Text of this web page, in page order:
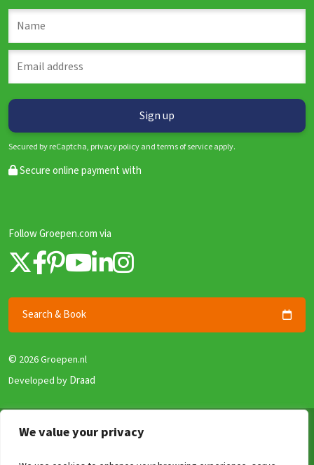
We value your privacy
Secured by reCaptcha, privacy policy and terms of service apply.
Secure online payment with
Follow Groepen.com via
Search & Book
© 2026 Groepen.nl
Developed by Draad
Terms & Conditions